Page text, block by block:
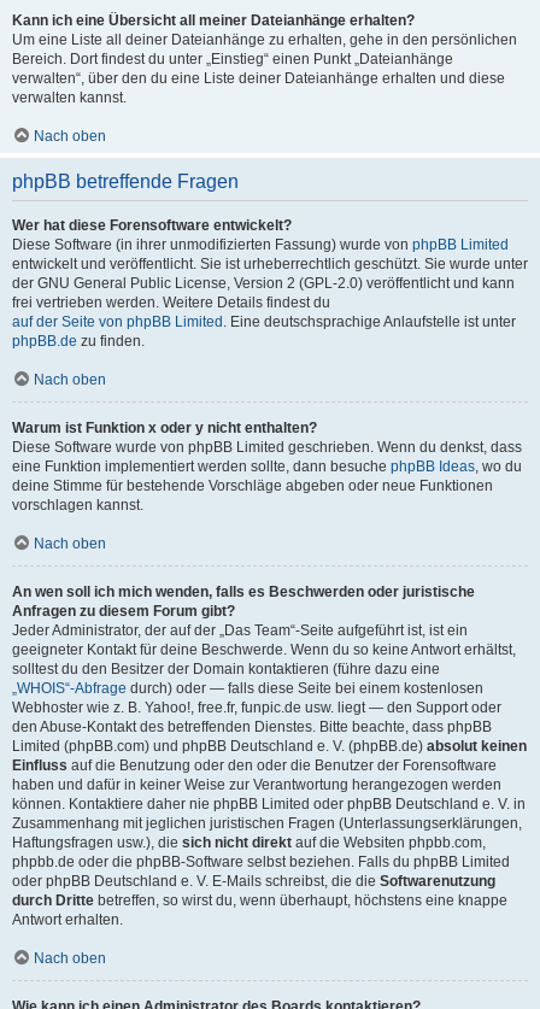
Kann ich eine Übersicht all meiner Dateianhänge erhalten?
Um eine Liste all deiner Dateianhänge zu erhalten, gehe in den persönlichen
Bereich. Dort findest du unter „Einstieg“ einen Punkt „Dateianhänge
verwalten“, über den du eine Liste deiner Dateianhänge erhalten und diese
verwalten kannst.
Nach oben
phpBB betreffende Fragen
Wer hat diese Forensoftware entwickelt?
Diese Software (in ihrer unmodifizierten Fassung) wurde von phpBB Limited
entwickelt und veröffentlicht. Sie ist urheberrechtlich geschützt. Sie wurde unter
der GNU General Public License, Version 2 (GPL-2.0) veröffentlicht und kann
frei vertrieben werden. Weitere Details findest du
auf der Seite von phpBB Limited . Eine deutschsprachige Anlaufstelle ist unter
phpBB.de zu finden.
Nach oben
Warum ist Funktion x oder y nicht enthalten?
Diese Software wurde von phpBB Limited geschrieben. Wenn du denkst, dass
eine Funktion implementiert werden sollte, dann besuche phpBB Ideas, wo du
deine Stimme für bestehende Vorschläge abgeben oder neue Funktionen
vorschlagen kannst.
Nach oben
An wen soll ich mich wenden, falls es Beschwerden oder juristische
Anfragen zu diesem Forum gibt?
Jeder Administrator, der auf der „Das Team“-Seite aufgeführt ist, ist ein
geeigneter Kontakt für deine Beschwerde. Wenn du so keine Antwort erhältst,
solltest du den Besitzer der Domain kontaktieren (führe dazu eine
„WHOIS“-Abfrage durch) oder — falls diese Seite bei einem kostenlosen
Webhoster wie z. B. Yahoo!, free.fr, funpic.de usw. liegt — den Support oder
den Abuse-Kontakt des betreffenden Dienstes. Bitte beachte, dass phpBB
Limited (phpBB.com) und phpBB Deutschland e. V. (phpBB.de) absolut keinen
Einfluss auf die Benutzung oder den oder die Benutzer der Forensoftware
haben und dafür in keiner Weise zur Verantwortung herangezogen werden
können. Kontaktiere daher nie phpBB Limited oder phpBB Deutschland e. V. in
Zusammenhang mit jeglichen juristischen Fragen (Unterlassungserklärungen,
Haftungsfragen usw.), die sich nicht direkt auf die Websiten phpbb.com,
phpbb.de oder die phpBB-Software selbst beziehen. Falls du phpBB Limited
oder phpBB Deutschland e. V. E-Mails schreibst, die die Softwarenutzung
durch Dritte betreffen, so wirst du, wenn überhaupt, höchstens eine knappe
Antwort erhalten.
Nach oben